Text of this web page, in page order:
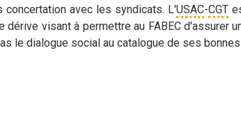
concertation avec les syndicats. L'USAC-CGT
dérive visant à permettre au FABEC
le dialogue social au catalogue de ses